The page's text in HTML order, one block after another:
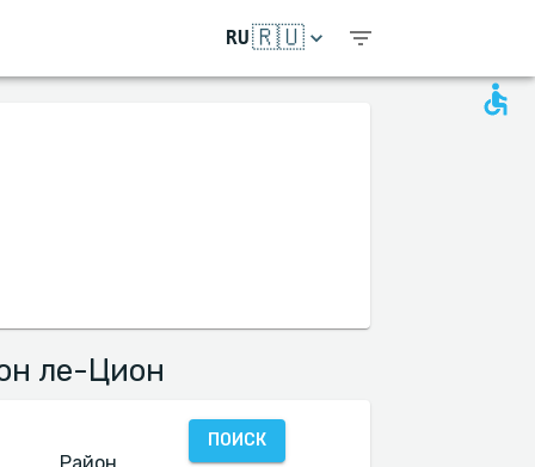
RU🇷🇺
ле-Цион
ПОИСК